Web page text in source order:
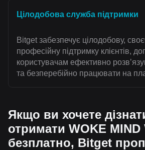
Цілодобова служба підтримки
Bitget забезпечує цілодобову,
професійну підтримку клієнтів,
користувачам ефективно
та безперебійно працювати на
Якщо ви хочете
отримати WOKE MIND
безплатно, Bitget